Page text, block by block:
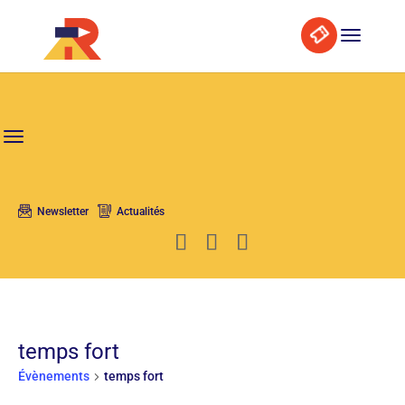
navigation
Newsletter Actualités
temps fort
Évènements temps fort